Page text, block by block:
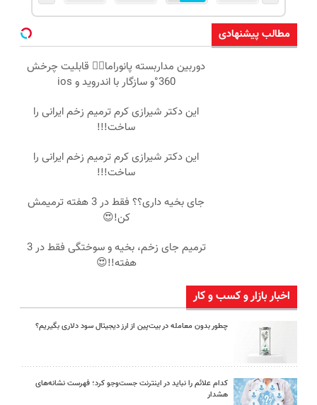
مطالب پیشنهادی
دوربین مداربسته پانوراما👈🏻 قابلیت چرخش
360°و سازگار با اندروید و ios
این دکتر شیرازی کرم ترمیم زخم ایرانی را
ساخت!!!
این دکتر شیرازی کرم ترمیم زخم ایرانی را
ساخت!!!
جای بخیه داری؟؟ فقط در 3 هفته ترمیمش
کن!😍
ترمیم جای زخم، بخیه و سوختگی فقط در 3
هفته!!😍
اخبار بازار و کسب و کار
چطور بدون معامله در بیت‌پین از ارز دیجیتال سود دلاری بگیریم؟
کدام علائم را نباید در اینترنت جست‌وجو کرد؛ فهرست نشانه‌های
هشدار